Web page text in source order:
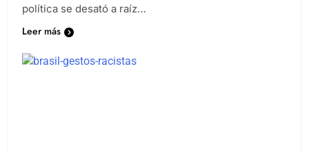
política se desató a raíz…
Leer más